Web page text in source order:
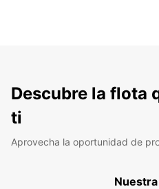
Descubre la flota
ti
Aprovecha la oportunidad de